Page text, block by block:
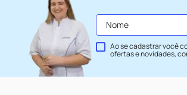
Ao se cadastrar você
ofertas e novidades,